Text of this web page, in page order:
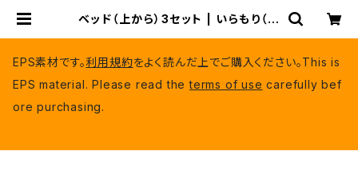
ベッド（上から）3セット | いらもり（有
EPS素材です。利用規約をよく読んだ上でご購入ください。This is
EPS material. Please read theterms of use carefully bef
ore purchasing.